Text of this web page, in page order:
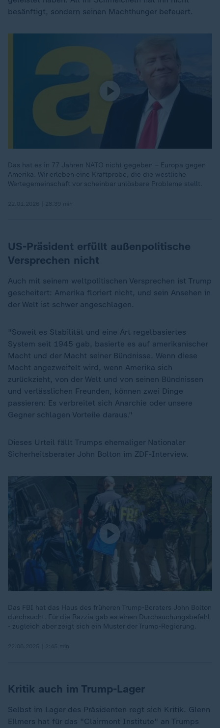
besänftigt, sondern seinen Machthunger befeuert.
Das hat es in 77 Jahren NATO nicht gegeben – Europa gegen
Amerika. Wir erleben eine Kraftprobe, die die westliche
Wertegemeinschaft vor scheinbar unlösbare Probleme stellt.
US-Präsident erfüllt außenpolitische
Versprechen nicht
Auch mit seinem weltpolitischen Versprechen ist Trump
gescheitert: Amerika floriert nicht, und sein Ansehen in
der Welt ist schwer angeschlagen.
"Soweit es Stabilität und eine Art regelbasiertes
System seit 1945 gab, basierte es auf amerikanischer
Macht und der Macht seiner Bündnisse. Wenn diese
Macht angezweifelt wird, wenn Amerika sich
zurückzieht, von der Welt und von seinen Bündnissen
und verlässlichen Freunden, können zwei Dinge
passieren: Es verbreitet sich Anarchie oder unsere
Gegner schlagen Vorteile daraus."
Dieses Urteil fällt Trumps ehemaliger Nationaler
Sicherheitsberater John Bolton im ZDF-Interview.
Das FBI hat das Haus des früheren Trump-Beraters John Bolton
durchsucht. Für die Razzia gab es einen Durchsuchungsbefehl
- zugleich aber zeigt sich ein Muster der Trump-Regierung.
Kritik auch im Trump-Lager
Selbst im Lager des Präsidenten regt sich Kritik. Glenn
Ellmers hat für das "Clairmont Institute" an Trumps